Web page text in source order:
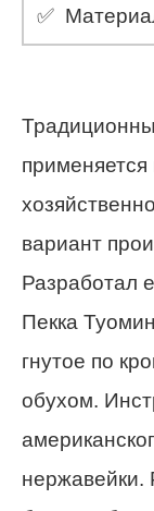
✅
вариант
Разработал
Пекка
гнутое по
обухом.
нержавейки.